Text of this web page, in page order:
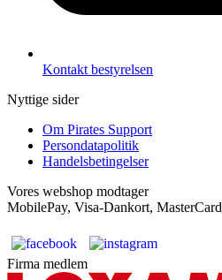
Kontakt bestyrelsen
Nyttige sider
Om Pirates Support
Persondatapolitik
Handelsbetingelser
Vores webshop modtager
MobilePay, Visa-Dankort, MasterCard
Firma medlem